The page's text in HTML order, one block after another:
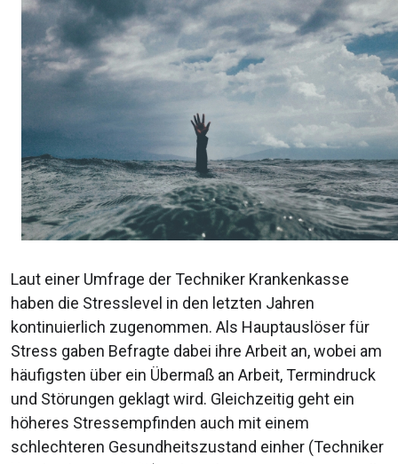
Laut einer Umfrage der Techniker Krankenkasse
haben die Stresslevel in den letzten Jahren
kontinuierlich zugenommen. Als Hauptauslöser für
Stress gaben Befragte dabei ihre Arbeit an, wobei am
häufigsten über ein Übermaß an Arbeit, Termindruck
und Störungen geklagt wird. Gleichzeitig geht ein
höheres Stressempfinden auch mit einem
schlechteren Gesundheitszustand einher (Techniker